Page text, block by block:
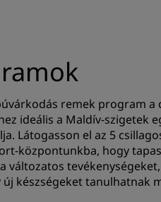
remek program a
ideális a Maldív-szigetek
Látogasson el az 5
központunkba, hogy
változatos
készségeket tanulhatnak